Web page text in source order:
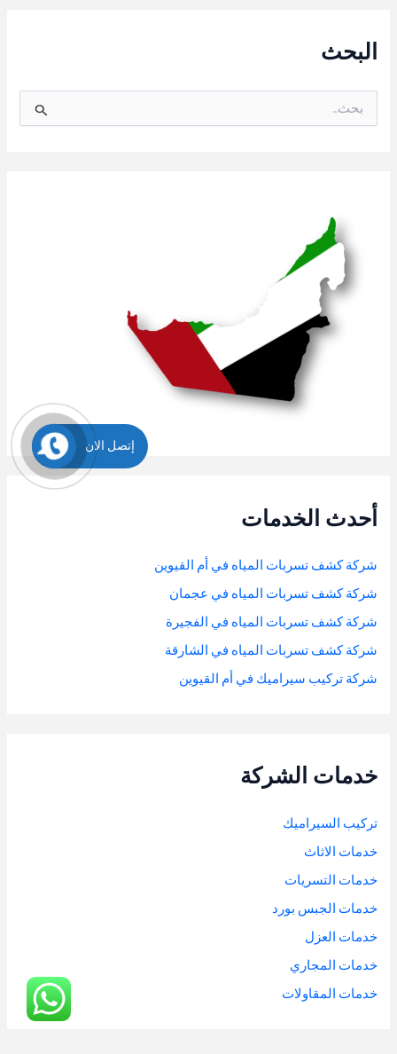
البحث
أحدث الخدمات
شركة كشف تسربات المياه في أم القيوين
شركة كشف تسربات المياه في عجمان
شركة كشف تسربات المياه في الفجيرة
شركة كشف تسربات المياه في الشارقة
شركة تركيب سيراميك في أم القيوين
خدمات الشركة
تركيب السيراميك
خدمات الاثاث
خدمات التسريات
خدمات الجبس بورد
خدمات العزل
خدمات المجاري
خدمات المقاولات
إتصل الان